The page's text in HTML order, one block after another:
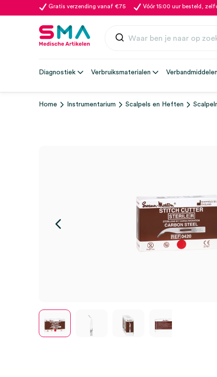
Gratis verzending vanaf €75 Vóór 15:00 uur besteld,
Diagnostiek Verbruiksmaterialen
Home Instrumentarium Scalpels en Heften